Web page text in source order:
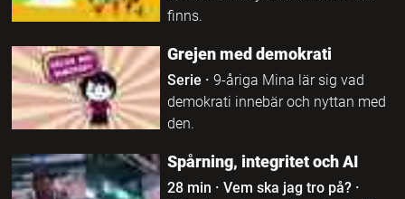
finns.
Grejen med demokrati
Serie · 9-åriga Mina lär sig vad
demokrati innebär och nyttan med
den.
Spårning, integritet och AI
28 min · Vem ska jag tro på?·